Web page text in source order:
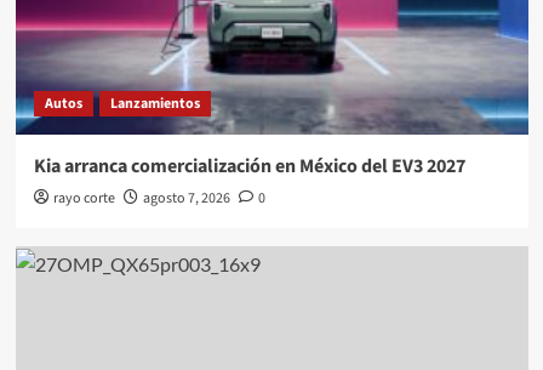
Autos Lanzamientos
Kia arranca comercialización en México del EV3 2027
rayo corte agosto 7, 2026 0